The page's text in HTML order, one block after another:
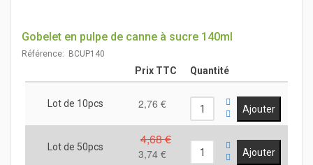
Gobelet en pulpe de canne à sucre 140ml
Référence: BCUP140
Prix TTC Quantité
Lot de 10pcs 2,76 €
Lot de 50pcs 4,68 €
3,74 €